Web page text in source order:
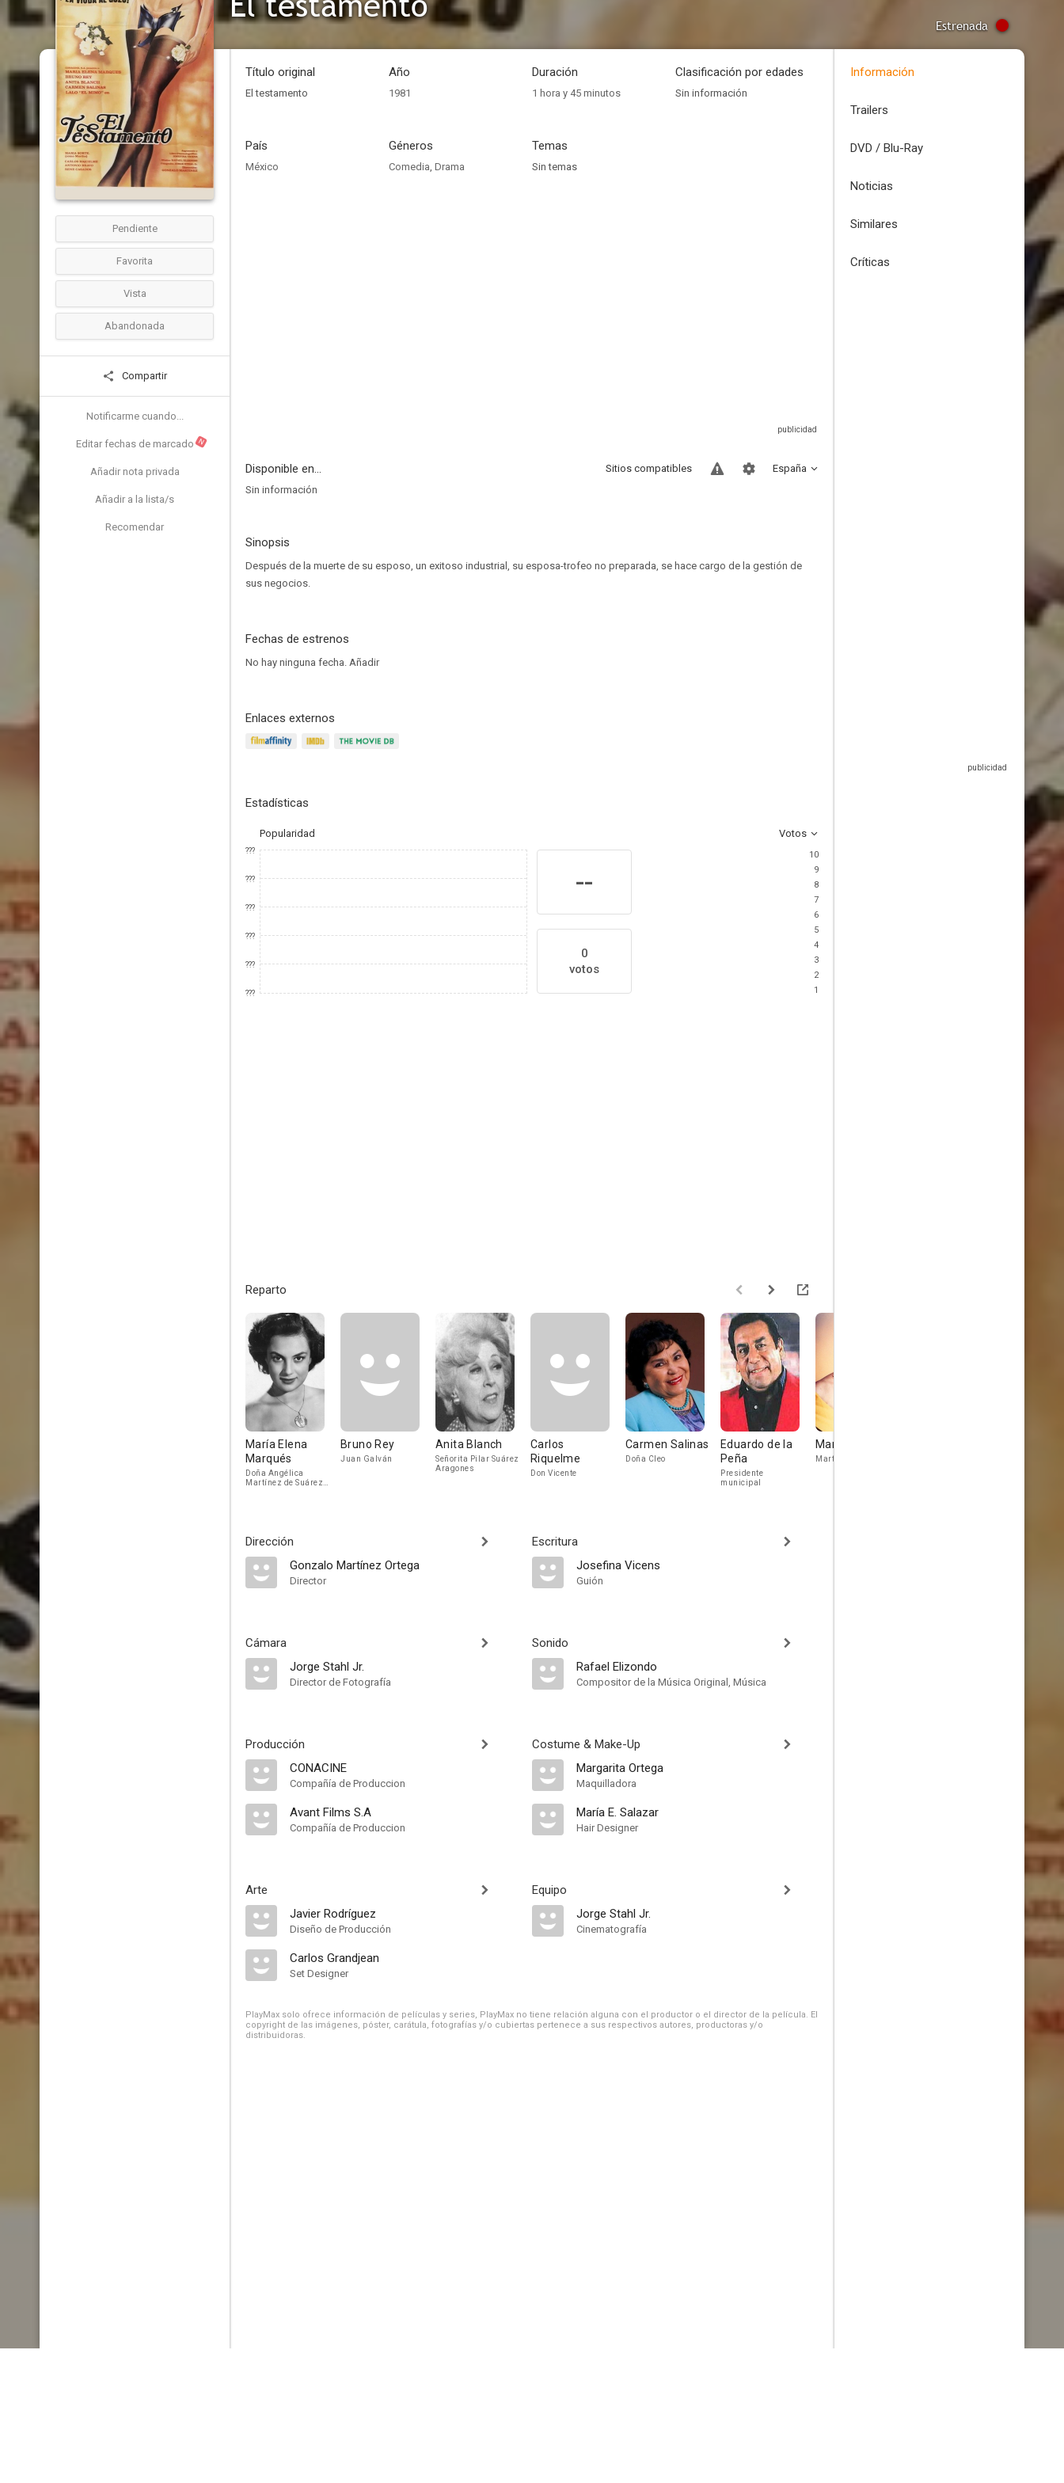
Estrenada
Pendiente
Favorita
Vista
Abandonada
Compartir
Notificarme cuando...
Editar fechas de marcado N
Añadir nota privada
Añadir a la lista/s
Recomendar
Título original
El testamento
Año
1981
Duración
1 hora y 45 minutos
Clasificación por edades
Sin información
País
México
Géneros
Comedia, Drama
Temas
Sin temas
Disponible en... España
Sitios compatibles
Sin información
Sinopsis
Después de la muerte de su esposo, un exitoso industrial, su esposa-trofeo no preparada, se hace cargo de la gestión de
sus negocios.
Fechas de estrenos
No hay ninguna fecha. Añadir
Enlaces externos
Estadísticas
Popularidad Votos
???
???
???
???
???
???
--
0
votos
10
9
8
7
6
5
4
3
2
1
Reparto
María Elena
Marqués
Doña Angélica
Martínez de Suárez
Bruno Rey
Juan Galván
Anita Blanch
Señorita Pilar Suárez
Aragones
Carlos
Riquelme
Don Vicente
Carmen Salinas
Doña Cleo
Eduardo de la
Peña
Presidente
municipal
María Sorté
Martha
Dirección
Gonzalo Martínez Ortega
Director
Cámara
Jorge Stahl Jr.
Director de Fotografía
Producción
CONACINE
Compañía de Produccion
Avant Films S.A
Compañía de Produccion
Arte
Javier Rodríguez
Diseño de Producción
Carlos Grandjean
Set Designer
Escritura
Josefina Vicens
Guión
Sonido
Rafael Elizondo
Compositor de la Música Original, Música
Costume & Make-Up
Margarita Ortega
Maquilladora
María E. Salazar
Hair Designer
Equipo
Jorge Stahl Jr.
Cinematografía
PlayMax solo ofrece información de películas y series, PlayMax no tiene relación alguna con el productor o el director de la película. El
copyright de las imágenes, póster, carátula, fotografías y/o cubiertas pertenece a sus respectivos autores, productoras y/o
distribuidoras.
Información
Trailers
DVD / Blu-Ray
Noticias
Similares
Críticas